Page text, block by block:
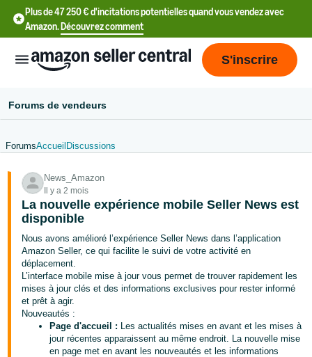
Plus de 47 250 € d'incitations potentielles quand vous vendez avec
Amazon.Découvrez comment
文
-
CN
中
文
-
TW
Deutsch
- DE
S'inscrire
Forums de vendeurs
ForumsAccueil Discussions
News_Amazon
Il y a 2 mois
La nouvelle expérience mobile Seller News est
disponible
Nous avons amélioré l’expérience Seller News dans l’application
Amazon Seller, ce qui facilite le suivi de votre activité en
déplacement.
L’interface mobile mise à jour vous permet de trouver rapidement les
mises à jour clés et des informations exclusives pour rester informé
et prêt à agir.
Nouveautés :
Page d'accueil : Les actualités mises en avant et les mises à
jour récentes apparaissent au même endroit. La nouvelle mise
en page met en avant les nouveautés et les informations